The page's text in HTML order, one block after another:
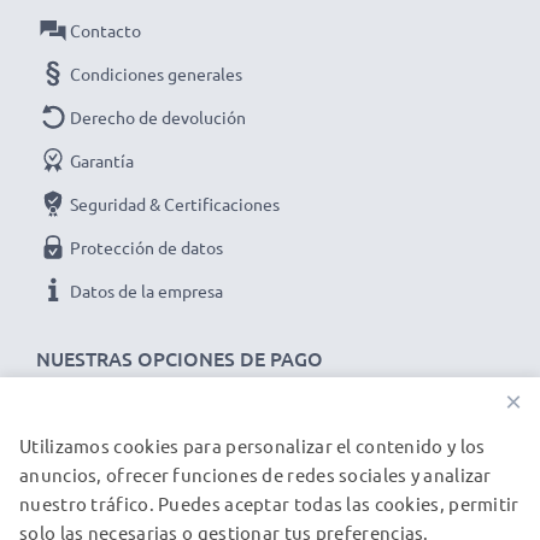
NUESTRAS OPCIONES DE PAGO
Contacto
Condiciones generales
Derecho de devolución
Garantía
Seguridad & Certificaciones
Protección de datos
Datos de la empresa
NUESTROS PARTNERS DE ENVÍO
×
Utilizamos cookies para personalizar el contenido y los
anuncios, ofrecer funciones de redes sociales y analizar
nuestro tráfico. Puedes aceptar todas las cookies, permitir
solo las necesarias o gestionar tus preferencias.